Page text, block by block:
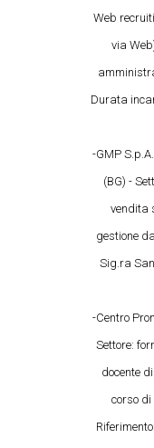
Web
via
Durata
-GMP
(BG) -
vendita
gestione
Sig.ra
-Centro
Settore:
docente
corso